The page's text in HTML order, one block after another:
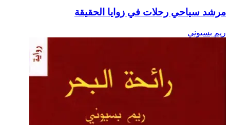
مرشد سياحي رحلات في زوايا الحقيقة
ريم بسيوني